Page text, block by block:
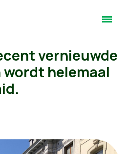
vernieuwde
helemaal